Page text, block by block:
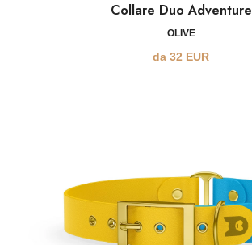
Collare Duo Adventure
OLIVE
da 32 EUR